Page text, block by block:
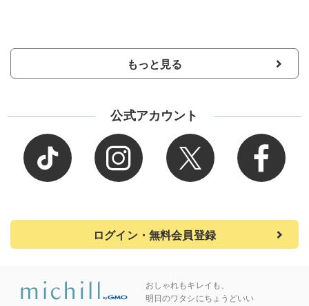
もっと見る
公式アカウント
ログイン・無料会員登録
おしゃれもキレイも、
明日のワタシにちょうどいい